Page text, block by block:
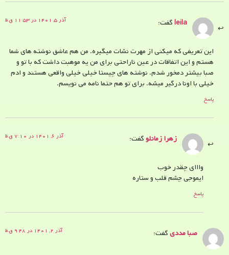
leilaگفت: آذر ۵, ۱۴۰۱ در ۱۱:۵۳ ق.ظ
این تعریفی که میکنی از مهرت نشات میگیره. من هم عاشق نوشته های شما
هستم و این اتفاقات در عین ناراحتی برای من یه موهبت داشت که با تو و
صبا بیشتر دمخور شدم. نوشته های چیستا خیلی خیلی واقعی هستند و ادم
خیلی با اونا درگیر میشه. برای تو هم حتما نامه می نویسم.
پاسخ
زهرا زمانلوگفت: آذر ۶, ۱۴۰۱ در ۷:۱۰ ق.ظ
وااای چقدر خوب
ایموجی چشم قلب و ستاره
پاسخ
صبا مددیگفت: آذر ۲, ۱۴۰۱ در ۹:۴۸ ق.ظ